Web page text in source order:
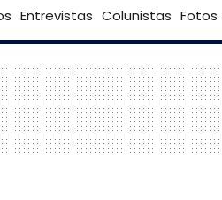
Entrevistas Colunistas Fotos